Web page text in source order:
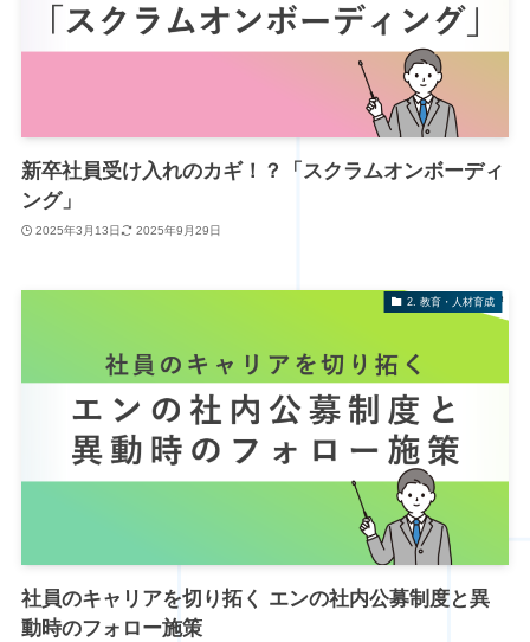
新卒社員受け入れのカギ！？「スクラムオンボーディ
ング」
2025年3月13日 2025年9月29日
2. 教育・人材育成
社員のキャリアを切り拓く エンの社内公募制度と異
動時のフォロー施策